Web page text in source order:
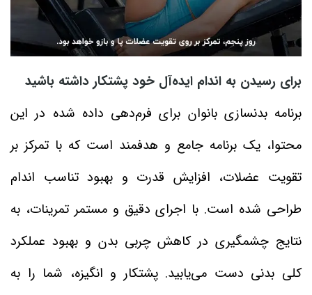
برای رسیدن به اندام ایده‌آل خود پشتکار داشته باشید
برنامه‌ بدنسازی بانوان برای فرم‌دهی داده شده در این
محتوا، یک برنامه جامع و هدفمند است که با تمرکز بر
تقویت عضلات، افزایش قدرت و بهبود تناسب اندام
طراحی شده است. با اجرای دقیق و مستمر تمرینات، به
نتایج چشمگیری در کاهش چربی بدن و بهبود عملکرد
کلی بدنی دست می‌یابید. پشتکار و انگیزه، شما را به